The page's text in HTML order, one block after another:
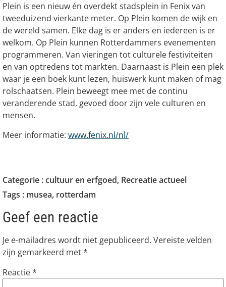
Plein is een nieuw én overdekt stadsplein in Fenix van
tweeduizend vierkante meter. Op Plein komen de wijk en
de wereld samen. Elke dag is er anders en iedereen is er
welkom. Op Plein kunnen Rotterdammers evenementen
programmeren. Van vieringen tot culturele festiviteiten
en van optredens tot markten. Daarnaast is Plein een plek
waar je een boek kunt lezen, huiswerk kunt maken of mag
rolschaatsen. Plein beweegt mee met de continu
veranderende stad, gevoed door zijn vele culturen en
mensen.
Meer informatie: www.fenix.nl/nl/
Categorie :cultuur en erfgoed, Recreatie actueel
Tags : musea, rotterdam
Geef een reactie
Je e-mailadres wordt niet gepubliceerd. Vereiste velden
zijn gemarkeerd met*
Reactie*